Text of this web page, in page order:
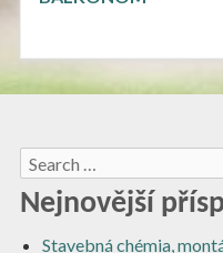
Search
for:
Nejnovější
Stavebná chémia,